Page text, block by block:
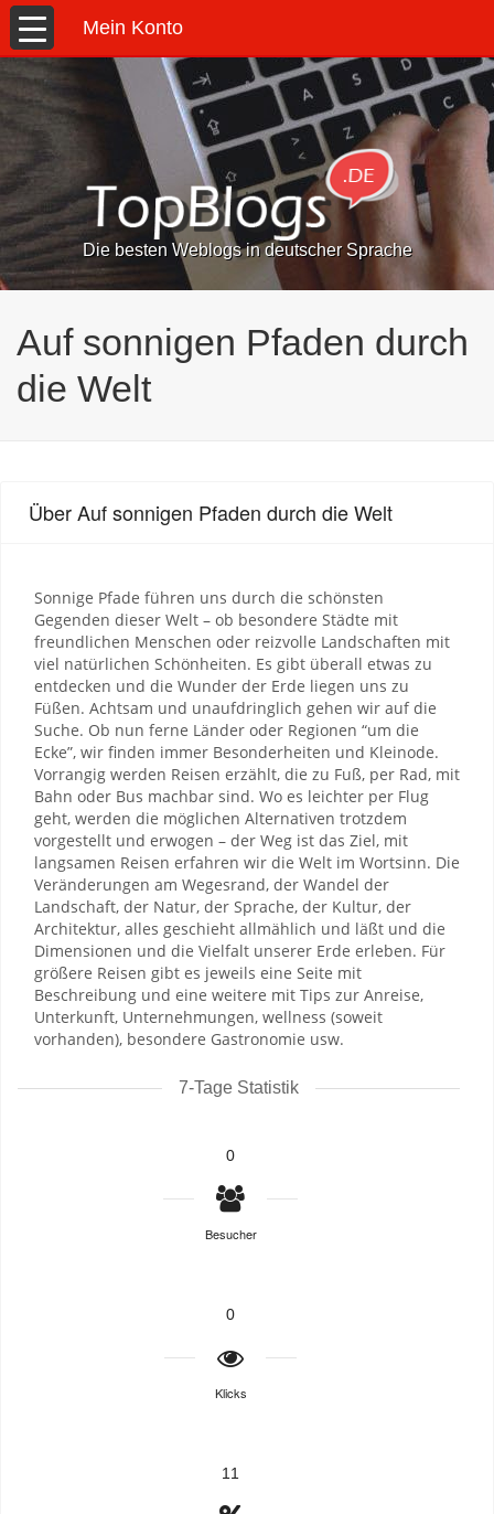
Mein Konto
Die besten Weblogs in deutscher Sprache
Auf sonnigen Pfaden durch
die Welt
Über Auf sonnigen Pfaden durch die Welt
Sonnige Pfade führen uns durch die schönsten
Gegenden dieser Welt – ob besondere Städte mit
freundlichen Menschen oder reizvolle Landschaften mit
viel natürlichen Schönheiten. Es gibt überall etwas zu
entdecken und die Wunder der Erde liegen uns zu
Füßen. Achtsam und unaufdringlich gehen wir auf die
Suche. Ob nun ferne Länder oder Regionen “um die
Ecke”, wir finden immer Besonderheiten und Kleinode.
Vorrangig werden Reisen erzählt, die zu Fuß, per Rad, mit
Bahn oder Bus machbar sind. Wo es leichter per Flug
geht, werden die möglichen Alternativen trotzdem
vorgestellt und erwogen – der Weg ist das Ziel, mit
langsamen Reisen erfahren wir die Welt im Wortsinn. Die
Veränderungen am Wegesrand, der Wandel der
Landschaft, der Natur, der Sprache, der Kultur, der
Architektur, alles geschieht allmählich und läßt und die
Dimensionen und die Vielfalt unserer Erde erleben. Für
größere Reisen gibt es jeweils eine Seite mit
Beschreibung und eine weitere mit Tips zur Anreise,
Unterkunft, Unternehmungen, wellness (soweit
vorhanden), besondere Gastronomie usw.
7-Tage Statistik
0
Besucher
0
Klicks
11